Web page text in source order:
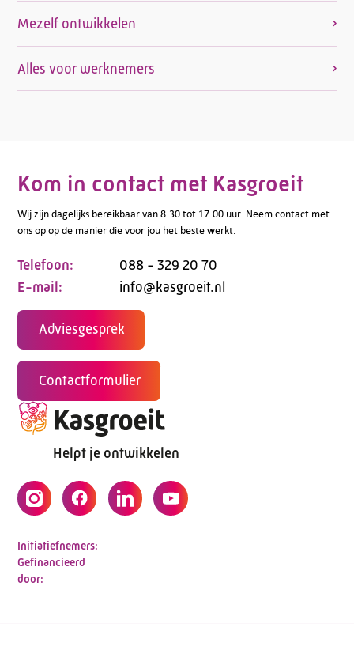
Mezelf ontwikkelen
Alles voor werknemers
Kom in contact met Kasgroeit
Wij zijn dagelijks bereikbaar van 8.30 tot 17.00 uur. Neem contact met
ons op op de manier die voor jou het beste werkt.
Telefoon:
088 - 329 20 70
E-mail:
info@kasgroeit.nl
Adviesgesprek
Contactformulier
Helpt je ontwikkelen
Initiatiefnemers:
Gefinancieerd
door: